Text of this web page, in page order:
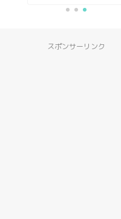
スポンサーリンク